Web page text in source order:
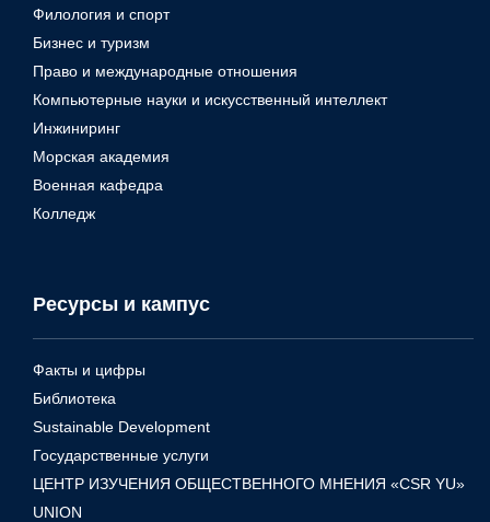
Филология и спорт
Бизнес и туризм
Право и международные отношения
Компьютерные науки и искусственный интеллект
Инжиниринг
Морская академия
Военная кафедра
Колледж
Ресурсы и кампус
Факты и цифры
Библиотека
Sustainable Development
Государственные услуги
ЦЕНТР ИЗУЧЕНИЯ ОБЩЕСТВЕННОГО МНЕНИЯ «CSR YU»
UNION